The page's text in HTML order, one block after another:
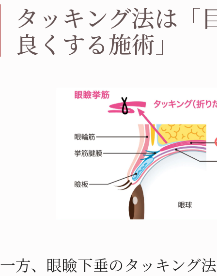
タッキング法は「
良くする施術」
一方、眼瞼下垂のタッキング